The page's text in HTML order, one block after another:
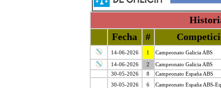
Fecha
#
14-06-2026 1
Campeonato Galicia ABS
14-06-2026
2
Campeonato Galicia ABS
30-05-2026
8
Campeonato España ABS
30-05-2026
6
Campeonato España ABS-